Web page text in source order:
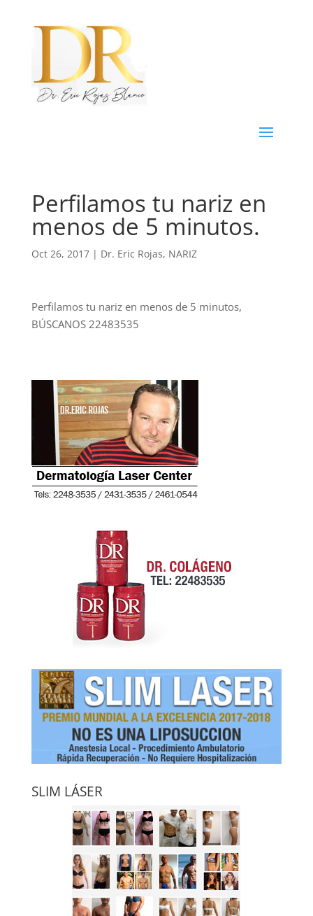
Perfilamos tu nariz en
menos de 5 minutos.
Oct 26, 2017| Dr. Eric Rojas, NARIZ
Perfilamos tu nariz en menos de 5 minutos,
BÚSCANOS 22483535
SLIM LÁSER